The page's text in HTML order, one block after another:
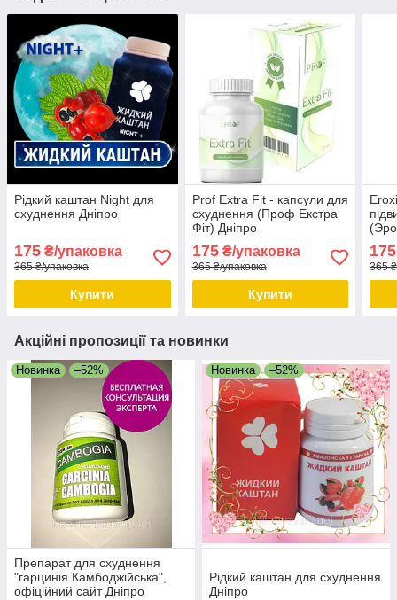
Рідкий каштан Night для
схуднення Дніпро
175 ₴/упаковка
365 ₴/упаковка
Купити
Prof Extra Fit - капсули для
схуднення (Проф Екстра
Фіт) Дніпро
175₴/упаковка
365 ₴/упаковка
Купити
175
365
Акційні пропозиції та новинки
Новинка –52%
Препарат для схуднення
"гарцинія Камбоджійська",
офіційний сайт Дніпро
Новинка –52%
Рідкий каштан для схуднення
Дніпро